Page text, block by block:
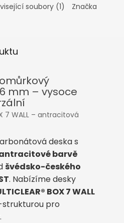
soubory (1) Značka
mm – vysoce
7 WALL – antracitová
deska s
barvě
švédsko-českého
. Nabízíme desky
BOX 7 WALL
pro